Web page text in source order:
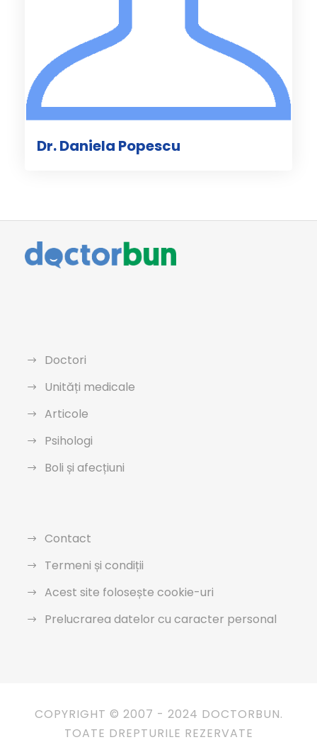
Dr. Daniela Popescu
Doctori
Unități medicale
Articole
Psihologi
Boli și afecțiuni
Contact
Termeni și condiții
Acest site folosește cookie-uri
Prelucrarea datelor cu caracter personal
COPYRIGHT © 2007 - 2024 DOCTORBUN.
TOATE DREPTURILE REZERVATE